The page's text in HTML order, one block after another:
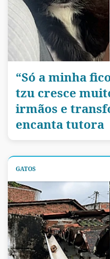
“Só a minha
tzu cresce
irmãos e
encanta tutora
GATOS